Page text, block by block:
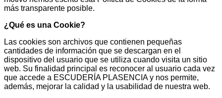
más transparente posible.
¿Qué es una Cookie?
Las cookies son archivos que contienen pequeñas
cantidades de información que se descargan en el
dispositivo del usuario que se utiliza cuando visita un sitio
web. Su finalidad principal es reconocer al usuario cada vez
que accede a ESCUDERÍA PLASENCIA y nos permite,
además, mejorar la calidad y la usabilidad de nuestra web.